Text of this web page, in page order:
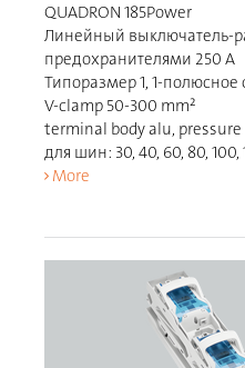
QUADRON 185Power
Линейный выключатель-
предохранителями 250 A
Типоразмер 1, 1-полюсное
V-clamp 50-300 mm²
terminal body alu, pressure
для шин: 30, 40, 60, 80, 100,
More